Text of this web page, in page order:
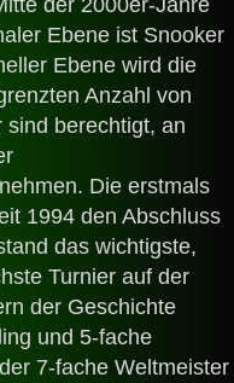
der 2000er-Jahre
Ebene ist Snooker
Ebene wird die
Anzahl von
berechtigt, an
Die erstmals
1994 den Abschluss
das wichtigste,
Turnier auf der
der Geschichte
und 5-fache
7-fache Weltmeister